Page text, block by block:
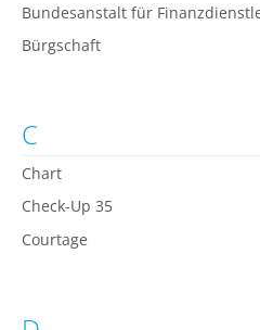
Bundesanstalt für
Bürgschaft
C
Chart
Check-Up 35
Courtage